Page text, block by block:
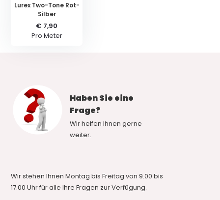
Lurex Two-Tone Rot-
Silber
€ 7,90
Pro Meter
Haben Sie eine
Frage?
Wir helfen Ihnen gerne
weiter.
Wir stehen Ihnen Montag bis Freitag von 9.00 bis
17.00 Uhr für alle Ihre Fragen zur Verfügung.